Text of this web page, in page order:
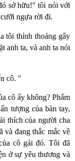
sở hữu!" tôi nói với
ngựa rời đi.
tôi thỉnh thoảng gây
anh ta, và anh ta nói
cô. "
cô ấy không? Phẩm
tượng của bàn tay,
thích của người cha
và đang thắc mắc về
cô gái đó. Tôi đã
ở sự yêu thương và